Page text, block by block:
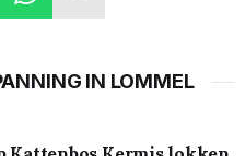
IN LOMMEL